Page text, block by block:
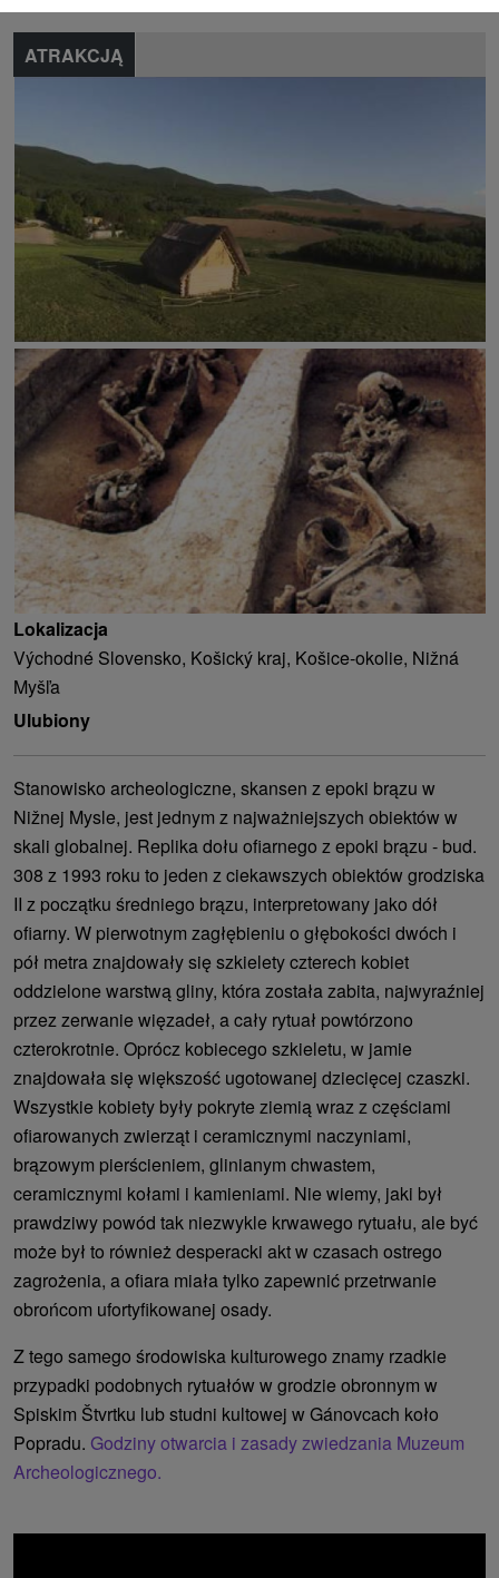
ATRAKCJĄ
Lokalizacja
Východné Slovensko, Košický kraj, Košice-okolie, Nižná
Myšľa
Ulubiony
Stanowisko archeologiczne, skansen z epoki brązu w
Nižnej Mysle, jest jednym z najważniejszych obiektów w
skali globalnej. Replika dołu ofiarnego z epoki brązu - bud.
308 z 1993 roku to jeden z ciekawszych obiektów grodziska
II z początku średniego brązu, interpretowany jako dół
ofiarny. W pierwotnym zagłębieniu o głębokości dwóch i
pół metra znajdowały się szkielety czterech kobiet
oddzielone warstwą gliny, która została zabita, najwyraźniej
przez zerwanie więzadeł, a cały rytuał powtórzono
czterokrotnie. Oprócz kobiecego szkieletu, w jamie
znajdowała się większość ugotowanej dziecięcej czaszki.
Wszystkie kobiety były pokryte ziemią wraz z częściami
ofiarowanych zwierząt i ceramicznymi naczyniami,
brązowym pierścieniem, glinianym chwastem,
ceramicznymi kołami i kamieniami. Nie wiemy, jaki był
prawdziwy powód tak niezwykle krwawego rytuału, ale być
może był to również desperacki akt w czasach ostrego
zagrożenia, a ofiara miała tylko zapewnić przetrwanie
obrońcom ufortyfikowanej osady.
Z tego samego środowiska kulturowego znamy rzadkie
przypadki podobnych rytuałów w grodzie obronnym w
Spiskim Štvrtku lub studni kultowej w Gánovcach koło
Popradu. Godziny otwarcia i zasady zwiedzania Muzeum
Archeologicznego.